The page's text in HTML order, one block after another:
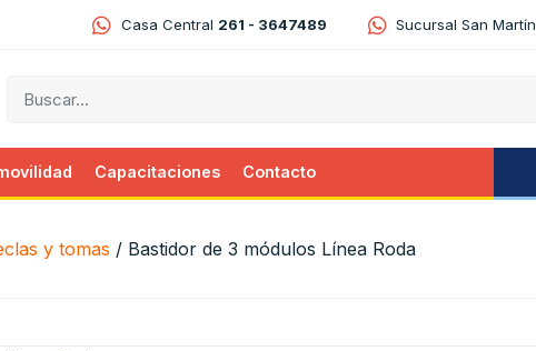
Casa Central 261 - 3647489 Sucursal San Martín
Capacitaciones Contacto
y tomas / Bastidor de 3 módulos Línea Roda